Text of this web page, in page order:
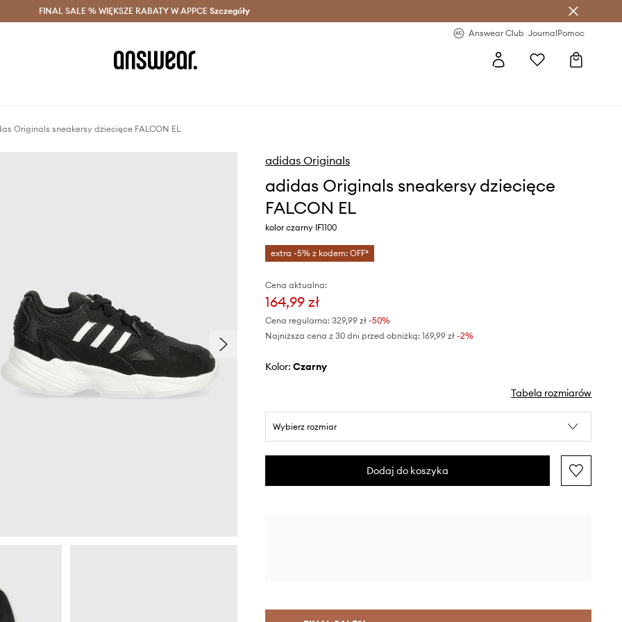
z Answear Club > Dostawa nawet w 24h >
FINAL SALE % WIĘKSZE RABATY W APPCE Szczegóły
Answear Club JournalPomoc
Originals sneakersy dziecięce FALCON EL
adidas Originals
adidas Originals sneakersy dziecięce
FALCON EL
kolor czarny IF1100
extra -5% z kodem: OFF*
Cena aktualna:
164,99 zł
Cena regularna: 329,99 zł-50%
Najniższa cena z 30 dni przed obniżką: 169,99 zł -2%
Kolor: czarny
Tabela rozmiarów
Wybierz rozmiar
Dodaj do koszyka